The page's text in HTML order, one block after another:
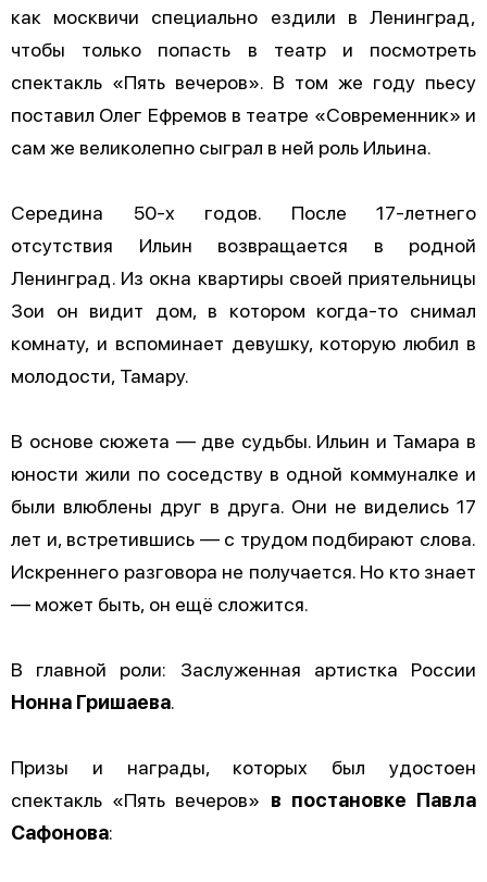
как москвичи специально ездили в Ленинград,
чтобы только попасть в театр и посмотреть
спектакль «Пять вечеров». В том же году пьесу
поставил Олег Ефремов в театре «Современник» и
сам же великолепно сыграл в ней роль Ильина.
Середина 50-х годов. После 17-летнего
отсутствия Ильин возвращается в родной
Ленинград. Из окна квартиры своей приятельницы
Зои он видит дом, в котором когда-то снимал
комнату, и вспоминает девушку, которую любил в
молодости, Тамару.
В основе сюжета — две судьбы. Ильин и Тамара в
юности жили по соседству в одной коммуналке и
были влюблены друг в друга. Они не виделись 17
лет и, встретившись — с трудом подбирают слова.
Искреннего разговора не получается. Но кто знает
— может быть, он ещё сложится.
В главной роли: Заслуженная артистка России
Нонна Гришаева
Призы и награды, которых был удостоен
спектакль «Пять вечеров» в постановке Павла
Сафонова: